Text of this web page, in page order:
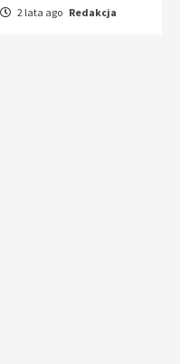
2 lata ago Redakcja